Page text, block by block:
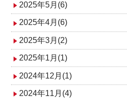
2025年5月(6)
2025年4月(6)
2025年3月(2)
2025年1月(1)
2024年12月(1)
2024年11月(4)